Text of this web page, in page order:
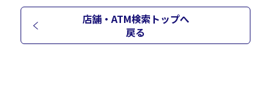
店舗・ATM検索トップへ
戻る